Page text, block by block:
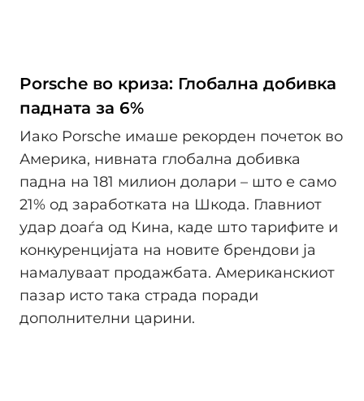
Porsche во криза: Глобална добивка
падната за 6%
Иако Porsche имаше рекорден почеток во
Америка, нивната глобална добивка
падна на 181 милион долари – што е само
21% од заработката на Шкода. Главниот
удар доаѓа од Кина, каде што тарифите и
конкуренцијата на новите брендови ја
намалуваат продажбата. Американскиот
пазар исто така страда поради
дополнителни царини.